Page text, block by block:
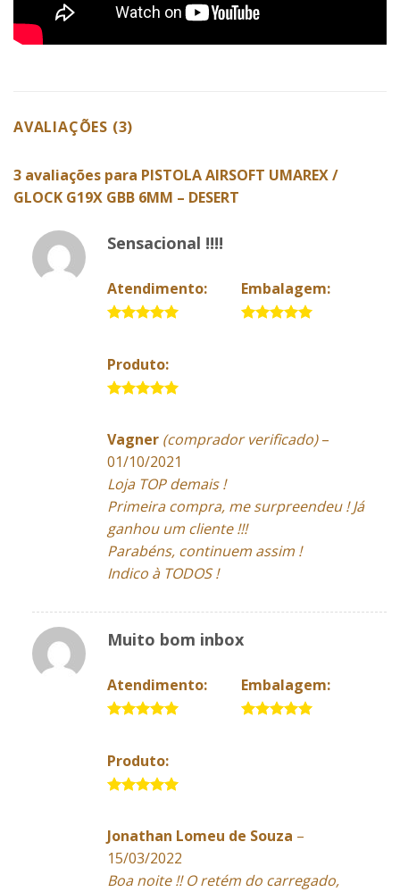
AVALIAÇÕES (3)
3 avaliações para PISTOLA AIRSOFT UMAREX /
GLOCK G19X GBB 6MM – DESERT
Sensacional !!!!
Atendimento: Embalagem:
Produto:
Vagner (comprador verificado) –
01/10/2021
Loja TOP demais !
Primeira compra, me surpreendeu ! Já
ganhou um cliente !!!
Parabéns, continuem assim !
Indico à TODOS !
Muito bom inbox
Atendimento: Embalagem:
Produto:
Jonathan Lomeu de Souza –
15/03/2022
Boa noite !! O retém do carregado,